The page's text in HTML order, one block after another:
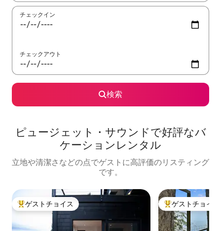
チェックイン
チェックアウト
検索
ピュージェット・サウンドで好評なバ
ケーションレンタル
立地や清潔さなどの点でゲストに高評価のリスティング
です。
大好評のゲストチョイスです。
ゲストチョイス 大好評のゲスト
ゲストチョイス